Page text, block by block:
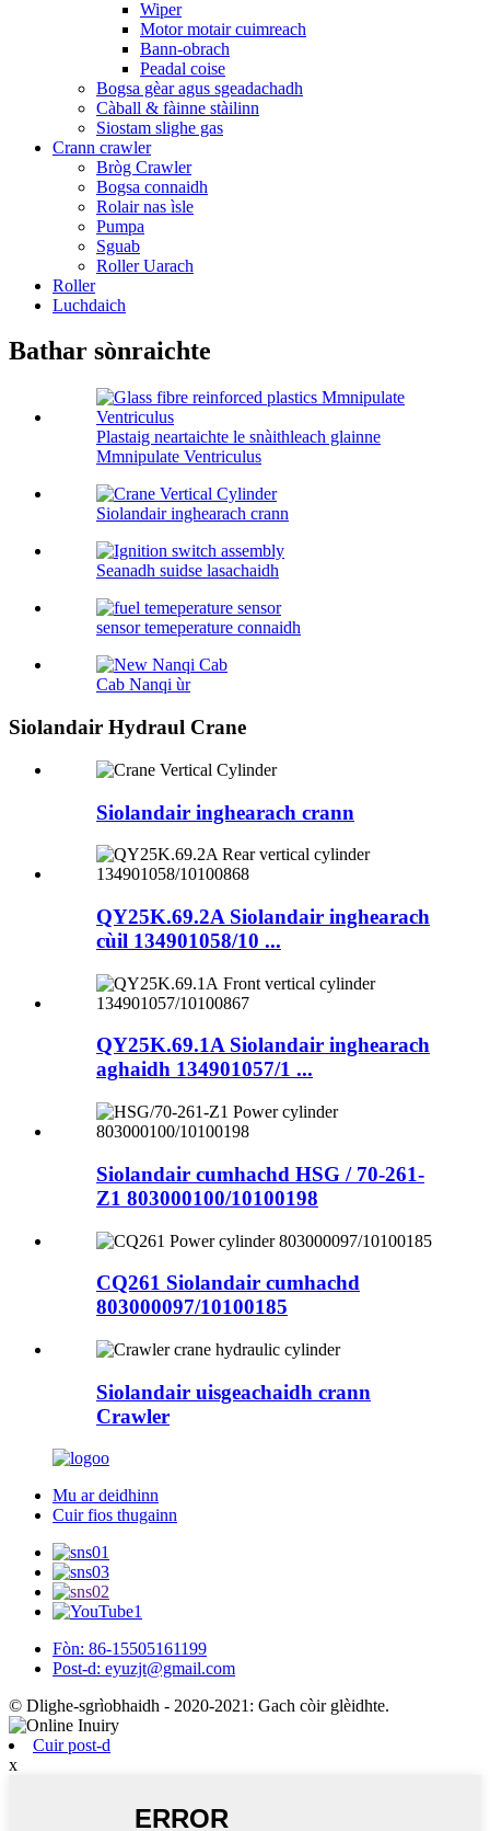
Wiper
Motor motair cuimreach
Bann-obrach
Peadal coise
Bogsa gèar agus sgeadachadh
Càball & fàinne stàilinn
Siostam slighe gas
Crann crawler
Bròg Crawler
Bogsa connaidh
Rolair nas ìsle
Pumpa
Sguab
Roller Uarach
Roller
Luchdaich
Bathar sònraichte
Plastaig neartaichte le snàithleach glainne
Mmnipulate Ventriculus
Siolandair inghearach crann
Seanadh suidse lasachaidh
sensor temeperature connaidh
Cab Nanqi ùr
Siolandair Hydraul Crane
Siolandair inghearach crann
QY25K.69.2A Siolandair inghearach
cùil 134901058/10 ...
QY25K.69.1A Siolandair inghearach
aghaidh 134901057/1 ...
Siolandair cumhachd HSG / 70-261-
Z1 803000100/10100198
CQ261 Siolandair cumhachd
803000097/10100185
Siolandair uisgeachaidh crann
Crawler
Mu ar deidhinn
Cuir fios thugainn
Fòn: 86-15505161199
Post-d: eyuzjt@gmail.com
© Dlighe-sgrìobhaidh - 2020-2021: Gach còir glèidhte.
Cuir post-d
x